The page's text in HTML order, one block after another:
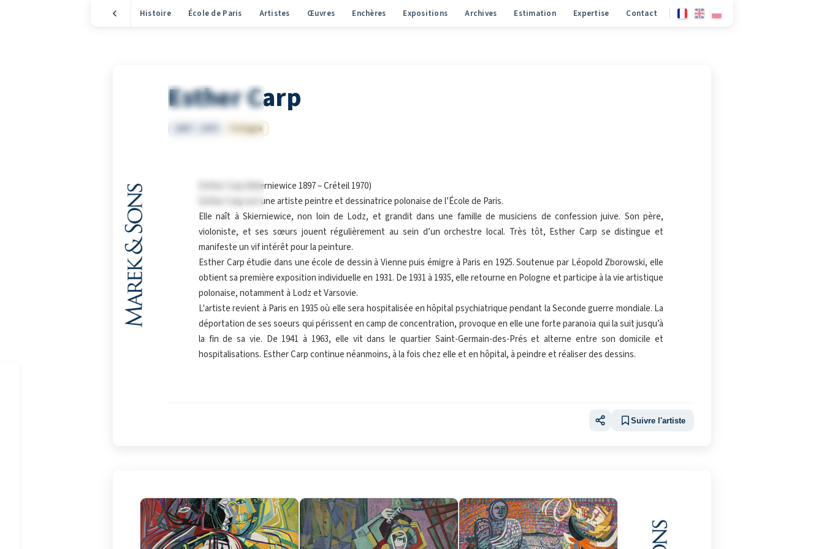
Histoire École de Paris Artistes Œuvres Enchères Expositions Archives Estimation Expertise Contact
Esther Carp
Pologne
Esther Carp (Skierniewice 1897 – Créteil 1970)
Esther Carp est une artiste peintre et dessinatrice polonaise de l’École de Paris.
Elle naît à Skierniewice, non loin de Lodz, et grandit dans une famille de musiciens de confession juive. Son père,
violoniste, et ses sœurs jouent régulièrement au sein d’un orchestre local. Très tôt, Esther Carp se distingue et
manifeste un vif intérêt pour la peinture.
Esther Carp étudie dans une école de dessin à Vienne puis émigre à Paris en 1925. Soutenue par Léopold Zborowski, elle
obtient sa première exposition individuelle en 1931. De 1931 à 1935, elle retourne en Pologne et participe à la vie artistique
polonaise, notamment à Lodz et Varsovie.
L'artiste revient à Paris en 1935 où elle sera hospitalisée en hôpital psychiatrique pendant la Seconde guerre mondiale. La
déportation de ses soeurs qui périssent en camp de concentration, provoque en elle une forte paranoïa qui la suit jusqu’à
la fin de sa vie. De 1941 à 1963, elle vit dans le quartier Saint-Germain-des-Prés et alterne entre son domicile et
hospitalisations. Esther Carp continue néanmoins, à la fois chez elle et en hôpital, à peindre et réaliser des dessins.
Suivre l'artiste